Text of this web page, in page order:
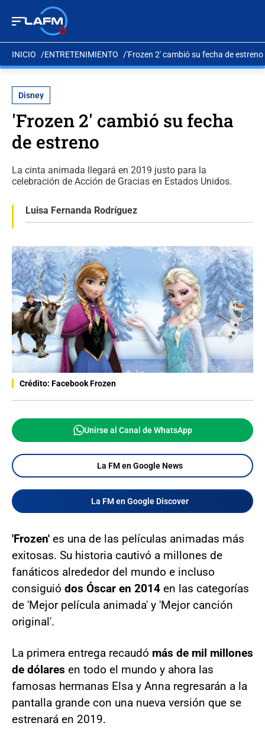
INICIO ENTRETENIMIENTO 'Frozen 2' cambió su fecha de estreno
Disney
'Frozen 2' cambió su fecha
de estreno
La cinta animada llegará en 2019 justo para la
celebración de Acción de Gracias en Estados Unidos.
Luisa Fernanda Rodríguez
Crédito: Facebook Frozen
Unirse al Canal de WhatsApp
La FM en Google News
La FM en Google Discover
'Frozen' es una de las películas animadas más
exitosas. Su historia cautivó a millones de
fanáticos alrededor del mundo e incluso
consiguió dos Óscar en 2014 en las categorías
de 'Mejor película animada' y 'Mejor canción
original'.
La primera entrega recaudó más de mil millones
de dólares en todo el mundo y ahora las
famosas hermanas Elsa y Anna regresarán a la
pantalla grande con una nueva versión que se
estrenará en 2019.